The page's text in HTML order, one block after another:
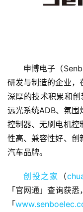
融
资
报
道
商
业
初
申博电子（
研发与制造的企业，
深厚的技术积累和
远光系统ADB、氛围
控制器、无刷电机控
性高、兼容性好、创
汽车品牌。
创投之家 （
「官网通」查询获
「